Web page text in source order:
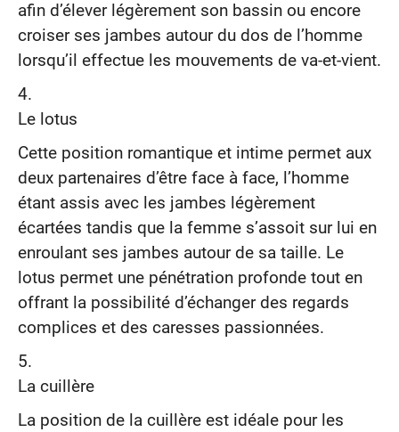
afin d’élever légèrement son bassin ou encore
croiser ses jambes autour du dos de l’homme
lorsqu’il effectue les mouvements de va-et-vient.
Le lotus
Cette position romantique et intime permet aux
deux partenaires d’être face à face, l’homme
étant assis avec les jambes légèrement
écartées tandis que la femme s’assoit sur lui en
enroulant ses jambes autour de sa taille. Le
lotus permet une pénétration profonde tout en
offrant la possibilité d’échanger des regards
complices et des caresses passionnées.
La cuillère
La position de la cuillère est idéale pour les